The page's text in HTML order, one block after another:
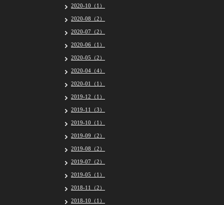
2020-10（1）
2020-08（2）
2020-07（2）
2020-06（1）
2020-05（2）
2020-04（4）
2020-01（1）
2019-12（1）
2019-11（3）
2019-10（1）
2019-09（2）
2019-08（2）
2019-07（2）
2019-05（1）
2018-11（2）
2018-10（1）